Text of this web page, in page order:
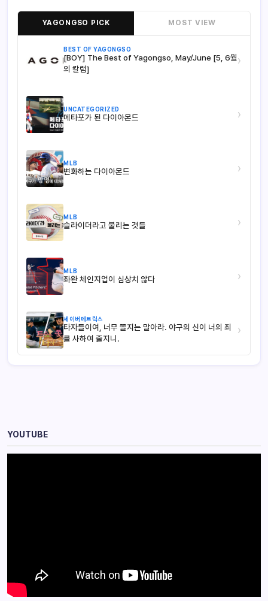
YAGONGSO PICK MOST VIEW
BEST OF YAGONGSO
[BOY] The Best of Yagongso, May/June [5, 6월
의 칼럼]
›
UNCATEGORIZED
메타포가 된 다이아몬드 ›
MLB
변화하는 다이아몬드 ›
MLB
슬라이더라고 불리는 것들 ›
MLB
좌완 체인지업이 심상치 않다 ›
세이버메트릭스
타자들이여, 너무 쫄지는 말아라. 야구의 신이 너의 죄
를 사하여 줄지니.
›
YOUTUBE